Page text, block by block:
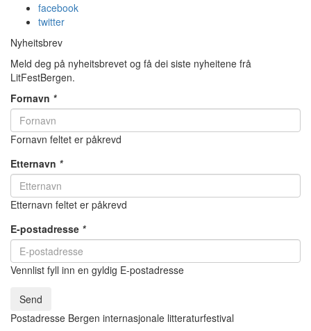
facebook
twitter
Nyheitsbrev
Meld deg på nyheitsbrevet og få dei siste nyheitene frå
LitFestBergen.
Fornavn *
Fornavn feltet er påkrevd
Etternavn *
Etternavn feltet er påkrevd
E-postadresse *
Vennlist fyll inn en gyldig E-postadresse
Send
Postadresse Bergen internasjonale litteraturfestival